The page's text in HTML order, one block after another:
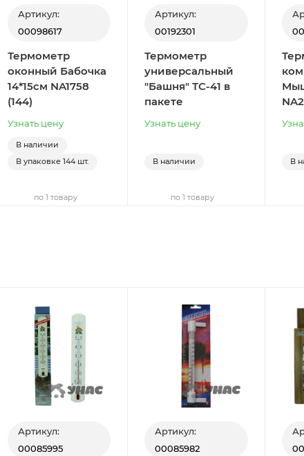
Артикул:
00098617
Термометр
оконный Бабочка
14*15см NA1758
(144)
Узнать цену
В наличии
В упаковке 144 шт.
по 1 товару
Артикул:
00192301
Термометр
универсальный
"Башня" ТС-41 в
пакете
Узнать цену
В наличии
по 1 товару
В
Артикул:
00085995
Артикул:
00085982